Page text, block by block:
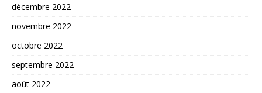
décembre 2022
novembre 2022
octobre 2022
septembre 2022
août 2022